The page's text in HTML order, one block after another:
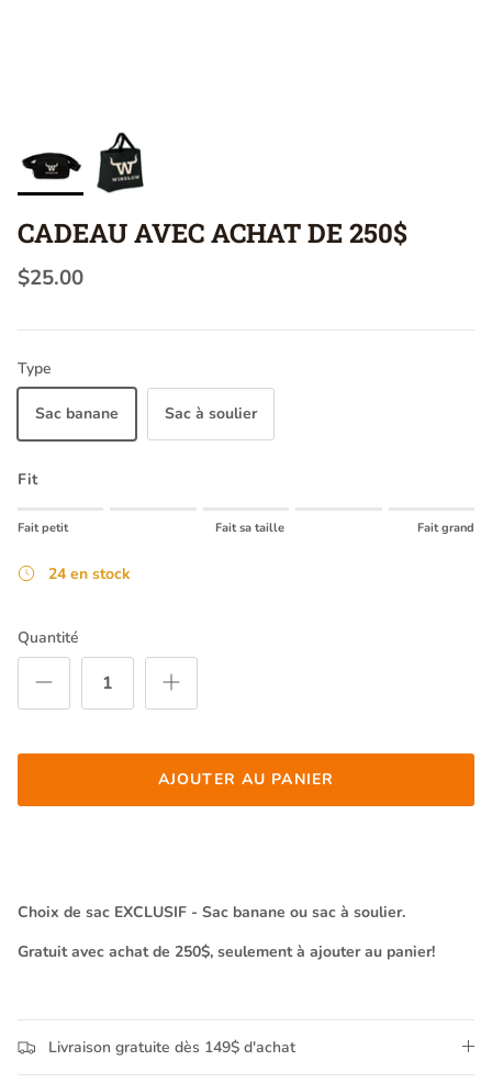
CADEAU AVEC ACHAT DE 250$
$25.00
Type
Sac banane Sac à soulier
Fit
Rating of 1 means Fait petit.
Rating of 5 means Fait grand.
Fait petit Fait sa taille Fait grand
24 en stock
Quantité
AJOUTER AU PANIER
Choix de sac EXCLUSIF - Sac banane ou sac à soulier.
Gratuit avec achat de 250$, seulement à ajouter au panier!
Livraison gratuite dès 149$ d'achat